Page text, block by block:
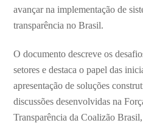
avançar na implementação de
transparência no Brasil.
O documento descreve os
setores e destaca o papel das
apresentação de soluções
discussões desenvolvidas na
Transparência da Coalizão